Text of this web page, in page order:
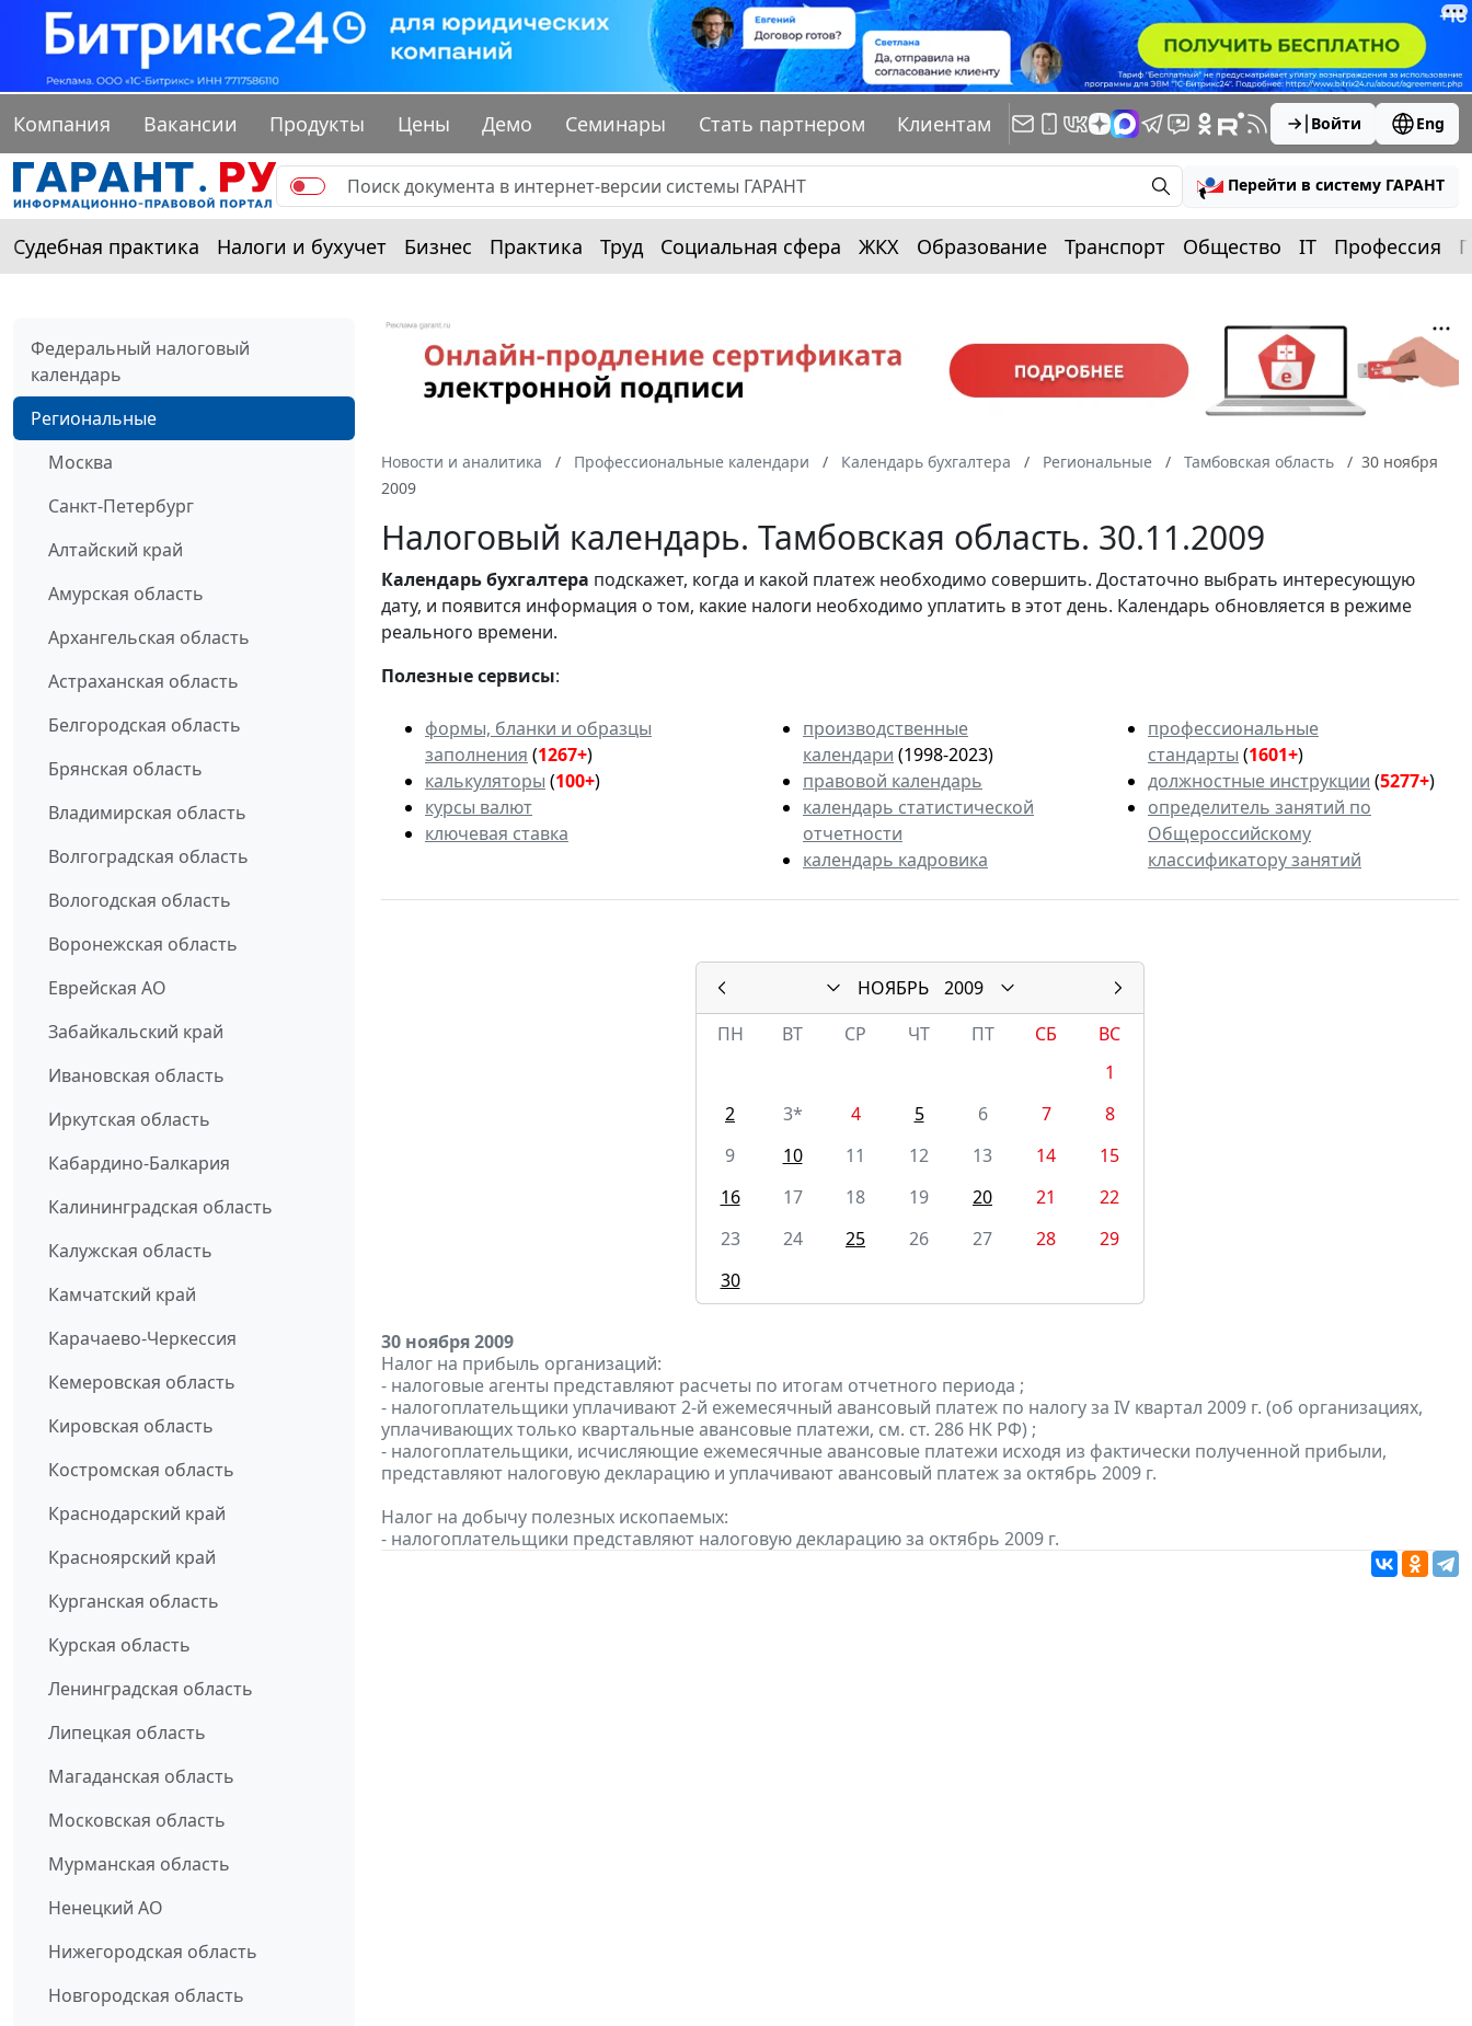
Компания Вакансии Продукты Цены Демо Семинары Стать партнером Клиентам Войти Eng
Перейти в систему ГАРАНТ
Судебная практика Налоги и бухучет Бизнес Практика Труд Социальная сфера ЖКХ Образование Транспорт Общество IT Профессия
Федеральный налоговый
календарь
Региональные
Москва
Санкт-Петербург
Алтайский край
Амурская область
Архангельская область
Астраханская область
Белгородская область
Брянская область
Владимирская область
Волгоградская область
Вологодская область
Воронежская область
Еврейская АО
Забайкальский край
Ивановская область
Иркутская область
Кабардино-Балкария
Калининградская область
Калужская область
Камчатский край
Карачаево-Черкессия
Кемеровская область
Кировская область
Костромская область
Краснодарский край
Красноярский край
Курганская область
Курская область
Ленинградская область
Липецкая область
Магаданская область
Московская область
Мурманская область
Ненецкий АО
Нижегородская область
Новгородская область
Новости и аналитика Профессиональные календари Календарь бухгалтера Региональные Тамбовская область
30 ноября
2009
Налоговый календарь. Тамбовская область. 30.11.2009
Календарьбухгалтера подскажет, когда и какой платеж необходимо совершить. Достаточно выбрать интересующую
дату, и появится информация о том, какие налоги необходимо уплатить в этот день. Календарь обновляется в режиме
реального времени.
Полезные сервисы:
формы, бланки и образцы
заполнения (1267+)
калькуляторы (100+)
курсы валют
ключевая ставка
производственные
календари (1998-2023)
правовой календарь
календарь статистической
отчетности
календарь кадровика
профессиональные
стандарты (1601+)
должностные инструкции (5277+)
определитель занятий по
Общероссийскому
классификатору занятий
НОЯБРЬ
2009
ПН
ВТ СР ЧТ ПТ СБ
ВС
1
2
3* 4 5 6 7
8
9
10 11 12 13 14
15
16
17 18 19 20 21
22
23
24 25 26 27 28
29
30
30 ноября 2009
Налог на прибыль организаций:
- налоговые агенты представляют расчеты по итогам отчетного периода ;
- налогоплательщики уплачивают 2-й ежемесячный авансовый платеж по налогу за IV квартал 2009 г. (об организациях,
уплачивающих только квартальные авансовые платежи, см. ст. 286 НК РФ) ;
- налогоплательщики, исчисляющие ежемесячные авансовые платежи исходя из фактически полученной прибыли,
представляют налоговую декларацию и уплачивают авансовый платеж за октябрь 2009 г.
Налог на добычу полезных ископаемых:
- налогоплательщики представляют налоговую декларацию за октябрь 2009 г.